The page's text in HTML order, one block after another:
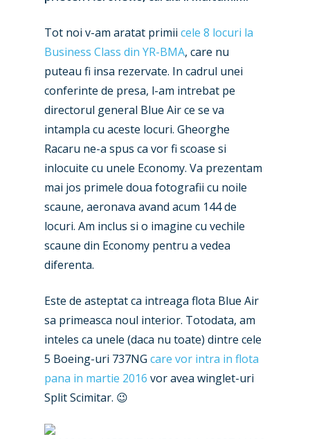
Tot noi v-am aratat primii cele 8 locuri la
Business Class din YR-BMA, care nu
puteau fi insa rezervate. In cadrul unei
conferinte de presa, l-am intrebat pe
directorul general Blue Air ce se va
intampla cu aceste locuri. Gheorghe
Racaru ne-a spus ca vor fi scoase si
inlocuite cu unele Economy. Va prezentam
mai jos primele doua fotografii cu noile
scaune, aeronava avand acum 144 de
locuri. Am inclus si o imagine cu vechile
scaune din Economy pentru a vedea
diferenta.
Este de asteptat ca intreaga flota Blue Air
sa primeasca noul interior. Totodata, am
inteles ca unele (daca nu toate) dintre cele
5 Boeing-uri 737NG care vor intra in flota
pana in martie 2016 vor avea winglet-uri
Split Scimitar. 😉